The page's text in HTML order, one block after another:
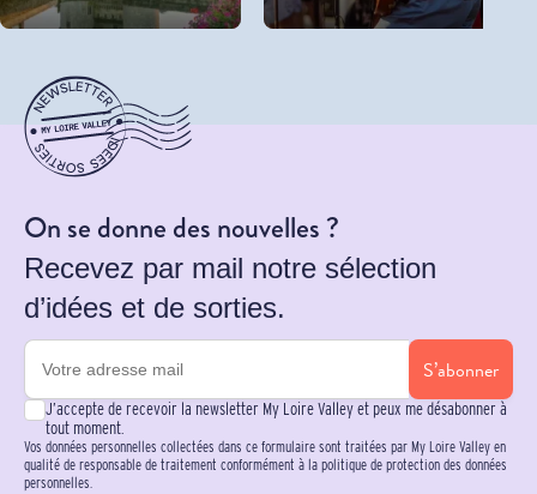
On se donne des nouvelles ?
Recevez par mail notre sélection
d’idées et de sorties.
S’abonner
J’accepte de recevoir la newsletter My Loire Valley et peux me désabonner à
tout moment.
Vos données personnelles collectées dans ce formulaire sont traitées par My Loire Valley en
qualité de responsable de traitement conformément à la politique de protection des données
personnelles.